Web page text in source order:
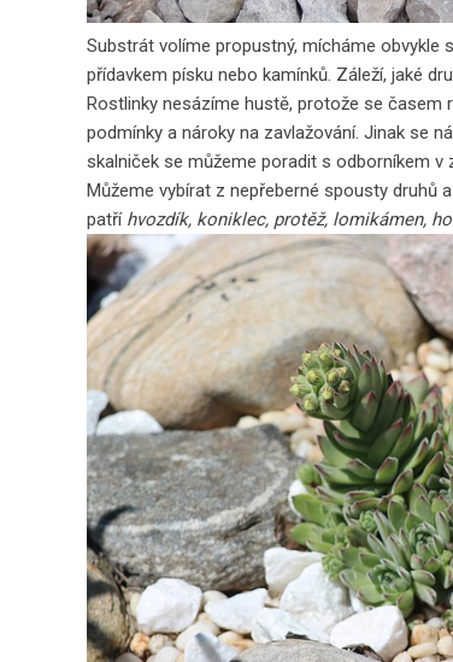
Substrát volíme propustný, mícháme obvykle
přídavkem písku nebo kamínků. Záleží, jaké
Rostlinky nesázíme hustě, protože se časem
podmínky a nároky na zavlažování. Jinak se
skalniček se můžeme poradit s odborníkem v
Můžeme vybírat z nepřeberné spousty druhů
patří hvozdík, koniklec, protěž, lomikámen,